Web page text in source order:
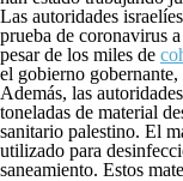
Las autoridades
prueba de coronavirus
pesar de los miles de
el gobierno
Además, las
toneladas de material
sanitario palestino. El
utilizado para
saneamiento. Estos